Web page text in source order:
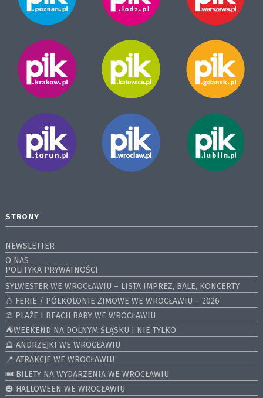
STRONY
NEWSLETTER
O NAS
POLITYKA PRYWATNOŚCI
SYLWESTER WE WROCŁAWIU – LISTA IMPREZ, BALE, KONCERTY
⛄️ FERIE / PÓŁKOLONIE ZIMOWE WE WROCŁAWIU – 2026
⛱️ PLAŻE I BEACH BARY WE WROCŁAWIU
⛺️WEEKEND NA DOLNYM ŚLĄSKU I NIE TYLKO
🔮 ANDRZEJKI WE WROCŁAWIU
📍 ATRAKCJE WE WROCŁAWIU
🎟️ BILETY NA WYDARZENIA WE WROCŁAWIU
🎃 HALLOWEEN WE WROCŁAWIU